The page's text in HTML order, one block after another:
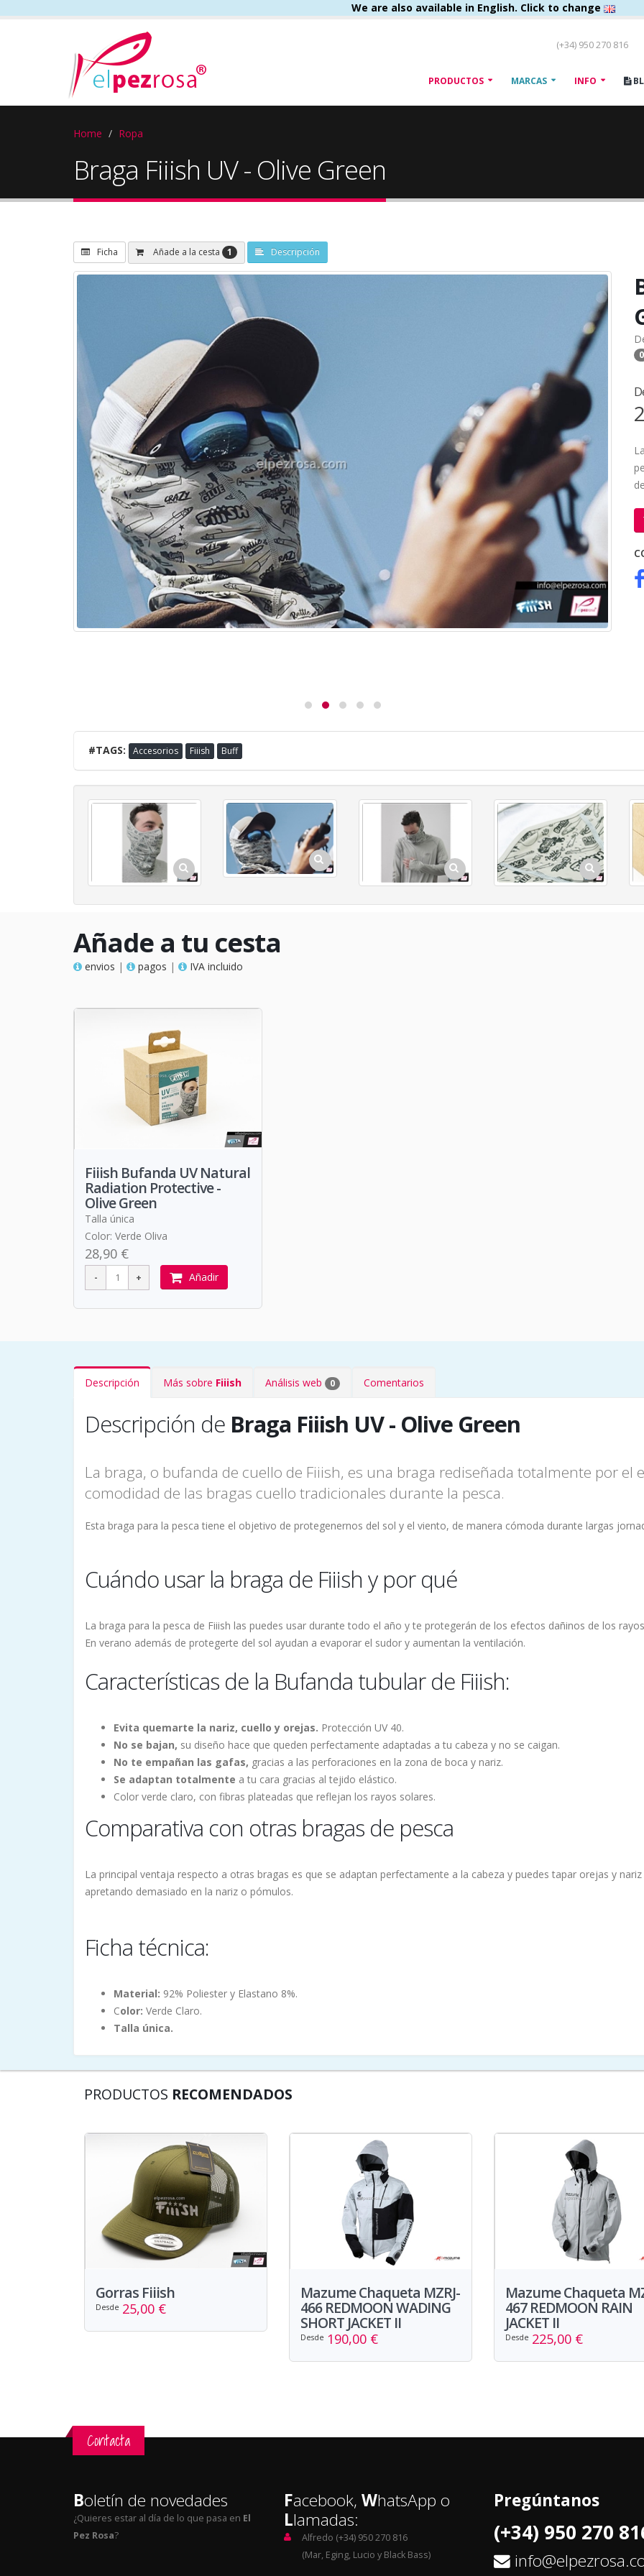
We are also available in English. Click to change
(+34) 950 270 816
PRODUCTOS MARCAS INFO
Home Ropa
Braga Fiiish UV - Olive Green
Ficha Añade a la cesta 1 Descripción
0
#TAGS: Accesorios Fiiish Buff
Añade a tu cesta
envios | pagos | IVA incluido
Fiiish Bufanda UV Natural
Radiation Protective -
Olive Green
Talla única
Color: Verde Oliva
28,90 €
Añadir
Descripción Más sobre Fiiish Análisis web 0 Comentarios
Descripción de Braga Fiiish UV - Olive Green
La braga, o bufanda de cuello de Fiiish, es una braga rediseñada totalmente por el
comodidad de las bragas cuello tradicionales durante la pesca.
Esta braga para la pesca tiene el objetivo de protegenernos del sol y el viento, de manera cómoda durante largas
Cuándo usar la braga de Fiiish y por qué
La braga para la pesca de Fiiish las puedes usar durante todo el año y te protegerán de los efectos dañinos de los
En verano además de protegerte del sol ayudan a evaporar el sudor y aumentan la ventilación.
Características de la Bufanda tubular de Fiiish:
Evita quemarte la nariz, cuello y orejas. Protección UV 40.
No se bajan, su diseño hace que queden perfectamente adaptadas a tu cabeza y no se caigan.
No te empañan las gafas, gracias a las perforaciones en la zona de boca y nariz.
Se adaptan totalmente a tu cara gracias al tejido elástico.
Color verde claro, con fibras plateadas que reflejan los rayos solares.
Comparativa con otras bragas de pesca
La principal ventaja respecto a otras bragas es que se adaptan perfectamente a la cabeza y puedes tapar orejas y
apretando demasiado en la nariz o pómulos.
Ficha técnica:
Material: 92% Poliester y Elastano 8%.
Color: Verde Claro.
Talla única.
PRODUCTOS RECOMENDADOS
Gorras Fiiish
Desde 25,00 €
Mazume Chaqueta MZRJ-
466 REDMOON WADING
SHORT JACKET II
Desde 190,00 €
Mazume Chaqueta
467 REDMOON RAIN
JACKET II
Desde 225,00 €
Contacta
Boletín de novedades
¿Quieres estar al día de lo que pasa en El
Pez Rosa?
Facebook, WhatsApp o
Llamadas:
Alfredo (+34) 950 270 816
(Mar, Eging, Lucio y Black Bass)
Pregúntanos
(+34) 950 270